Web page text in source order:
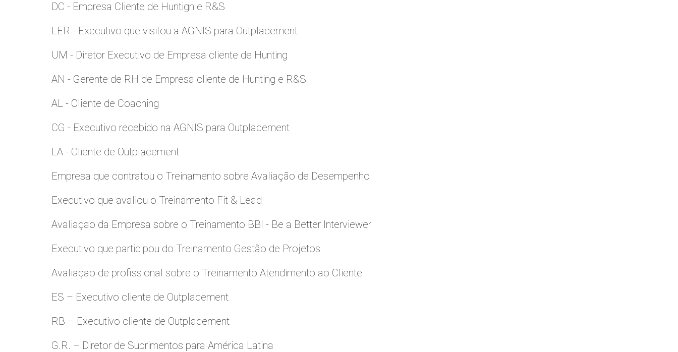
DC - Empresa Cliente de Huntign e R&S
LER - Executivo que visitou a AGNIS para Outplacement
UM - Diretor Executivo de Empresa cliente de Hunting
AN - Gerente de RH de Empresa cliente de Hunting e R&S
AL - Cliente de Coaching
CG - Executivo recebido na AGNIS para Outplacement
LA - Cliente de Outplacement
Empresa que contratou o Treinamento sobre Avaliação de Desempenho
Executivo que avaliou o Treinamento Fit & Lead
Avaliaçao da Empresa sobre o Treinamento BBI - Be a Better Interviewer
Executivo que participou do Treinamento Gestão de Projetos
Avaliaçao de profissional sobre o Treinamento Atendimento ao Cliente
ES – Executivo cliente de Outplacement
RB – Executivo cliente de Outplacement
G.R. – Diretor de Suprimentos para América Latina